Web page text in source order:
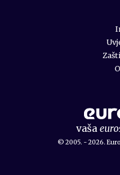
vaša
© 2005. - 2026.